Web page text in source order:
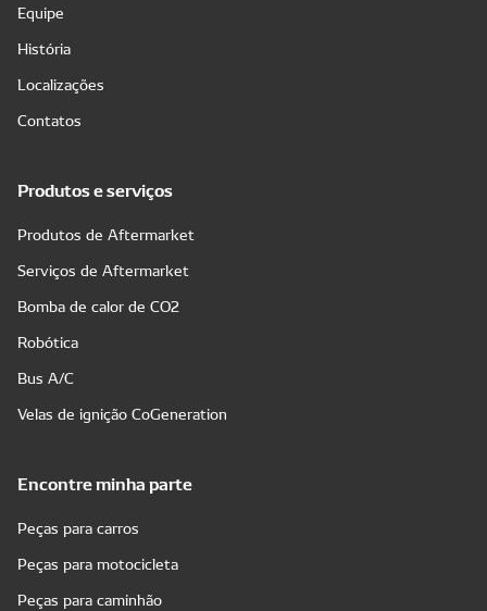
Equipe
História
Localizações
Contatos
Produtos e serviços
Produtos de Aftermarket
Serviços de Aftermarket
Bomba de calor de CO2
Robótica
Bus A/C
Velas de ignição CoGeneration
Encontre minha parte
Peças para carros
Peças para motocicleta
Peças para caminhão